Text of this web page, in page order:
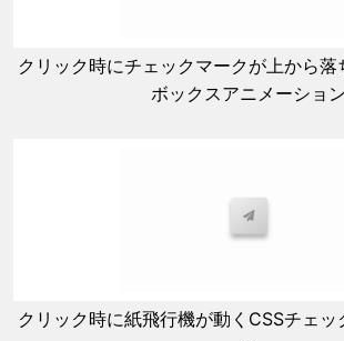
クリック時にチェックマークが上から落
ボックスアニメーション
クリック時に紙飛行機が動くCSSチェッ